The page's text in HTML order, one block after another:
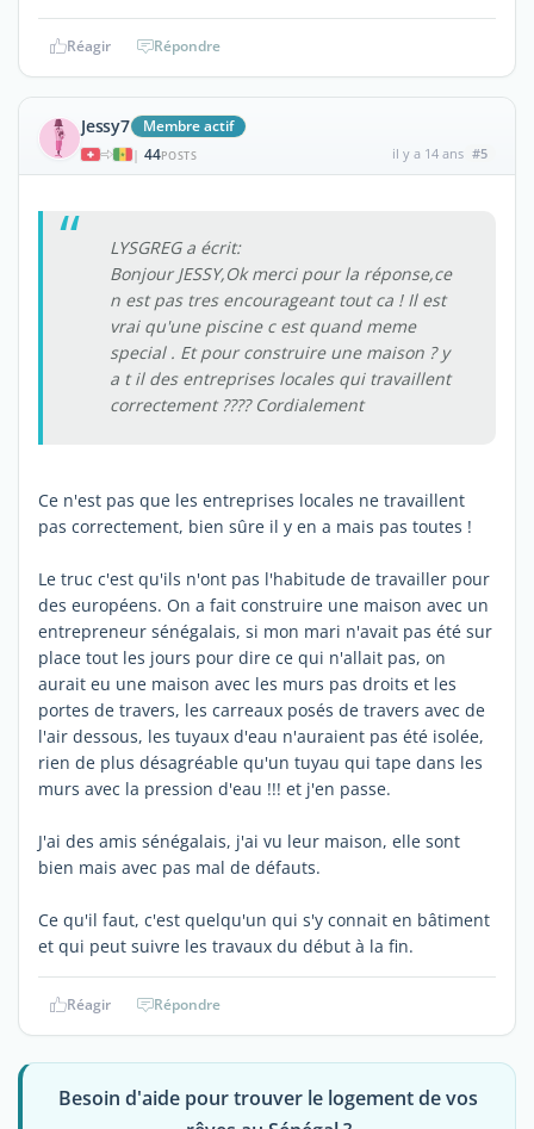
Réagir Répondre
Jessy7 Membre actif
| 44POSTS il y a 14 ans #5
LYSGREG a écrit:
Bonjour JESSY,Ok merci pour la réponse,ce
n est pas tres encourageant tout ca ! Il est
vrai qu'une piscine c est quand meme
special . Et pour construire une maison ? y
a t il des entreprises locales qui travaillent
correctement ???? Cordialement
Ce n'est pas que les entreprises locales ne travaillent
pas correctement, bien sûre il y en a mais pas toutes !
Le truc c'est qu'ils n'ont pas l'habitude de travailler pour
des européens. On a fait construire une maison avec un
entrepreneur sénégalais, si mon mari n'avait pas été sur
place tout les jours pour dire ce qui n'allait pas, on
aurait eu une maison avec les murs pas droits et les
portes de travers, les carreaux posés de travers avec de
l'air dessous, les tuyaux d'eau n'auraient pas été isolée,
rien de plus désagréable qu'un tuyau qui tape dans les
murs avec la pression d'eau !!! et j'en passe.
J'ai des amis sénégalais, j'ai vu leur maison, elle sont
bien mais avec pas mal de défauts.
Ce qu'il faut, c'est quelqu'un qui s'y connait en bâtiment
et qui peut suivre les travaux du début à la fin.
Réagir Répondre
Besoin d'aide pour trouver le logement de vos